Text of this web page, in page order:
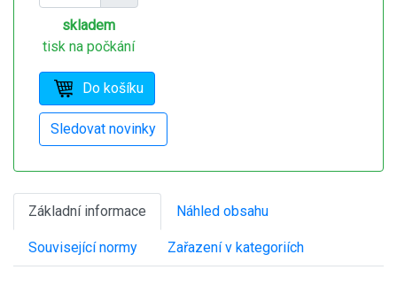
skladem
tisk na počkání
Základní informace Náhled obsahu
Související normy Zařazení v kategoriích